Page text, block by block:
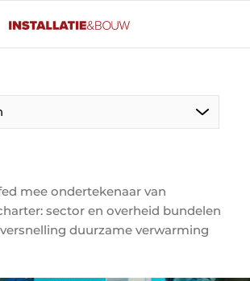
AanmeldenBedankt voor de aanmelding
aanmelden
mee ondertekenaar van
sector en overheid bundelen
duurzame verwarming